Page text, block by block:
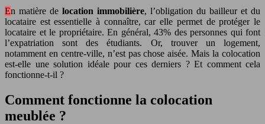
En matière de location immobilière, l’obligation du bailleur et du
locataire est essentielle à connaître, car elle permet de protéger le
locataire et le propriétaire. En général, 43% des personnes qui font
l’expatriation sont des étudiants. Or, trouver un logement,
notamment en centre-ville, n’est pas chose aisée. Mais la colocation
est-elle une solution idéale pour ces derniers ? Et comment cela
fonctionne-t-il ?
Comment fonctionne la colocation
meublée ?